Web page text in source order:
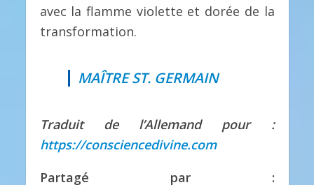
avec la flamme violette et dorée de la
transformation.
MAÎTRE ST. GERMAIN
Traduit de l’Allemand pour :
https://consciencedivine.com
Partagé par :